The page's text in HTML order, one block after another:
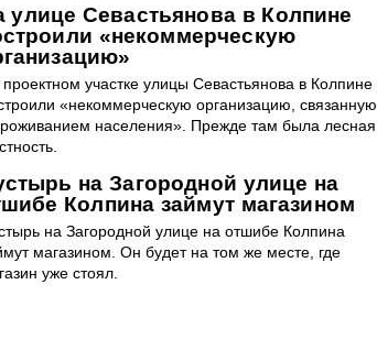
улице Севастьянова в Колпине
«некоммерческую
участке улицы Севастьянова в Колпине
«некоммерческую организацию, связанную
населения». Прежде там была лесная
на Загородной улице на
Колпина займут магазином
на Загородной улице на отшибе Колпина
магазином. Он будет на том же месте, где
уже стоял.